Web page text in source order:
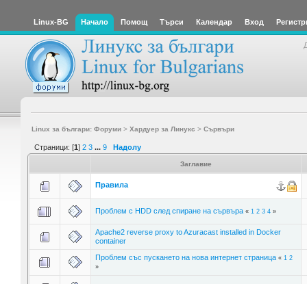
Linux-BG Начало Помощ Търси Календар Вход
Linux за българи: Форуми> Хардуер за Линукс > Сървъри
Страници: [1] 2 3 ... 9 Надолу
Заглавие
Правила
Проблем с HDD след спиране на сървъра « 1 2 3 4»
Apache2 reverse proxy to Azuracast installed in Docker
container
Проблем със пускането на нова интернет страница « 1 2
»